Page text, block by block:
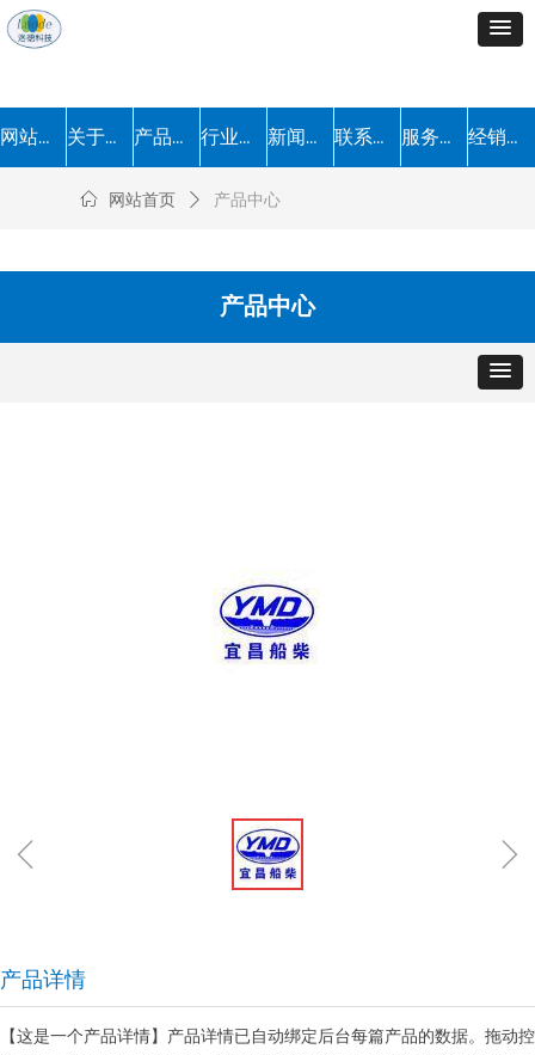
网站首页 关于我们 产品中心 行业解决方案 新闻中心 联系我们 服务流程 经销加盟
ꀇ 网站首页 ꄲ 产品中心
产品中心
ꁆ ꁇ
产品详情
【这是一个产品详情】产品详情已自动绑定后台每篇产品的数据。拖动控